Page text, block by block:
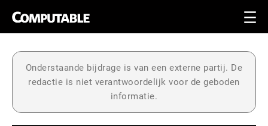
Onderstaande bijdrage is van een externe partij. De
redactie is niet verantwoordelijk voor de geboden
informatie.